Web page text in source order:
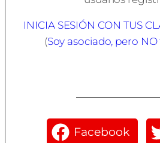
INICIA SESIÓN CON TUS
(Soy asociado, pero
Facebook